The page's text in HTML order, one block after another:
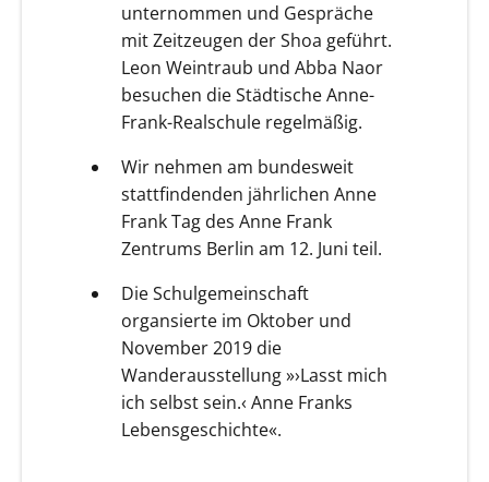
unternommen und Gespräche
mit Zeitzeugen der Shoa geführt.
Leon Weintraub und Abba Naor
besuchen die Städtische Anne-
Frank-Realschule regelmäßig.
Wir nehmen am bundesweit
stattfindenden jährlichen Anne
Frank Tag des Anne Frank
Zentrums Berlin am 12. Juni teil.
Die Schulgemeinschaft
organsierte im Oktober und
November 2019 die
Wanderausstellung »›Lasst mich
ich selbst sein.‹ Anne Franks
Lebensgeschichte«.